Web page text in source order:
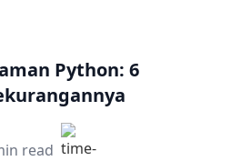
Python: 6
read
read